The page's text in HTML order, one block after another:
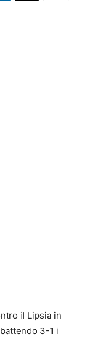
il Lipsia in
3-1 i